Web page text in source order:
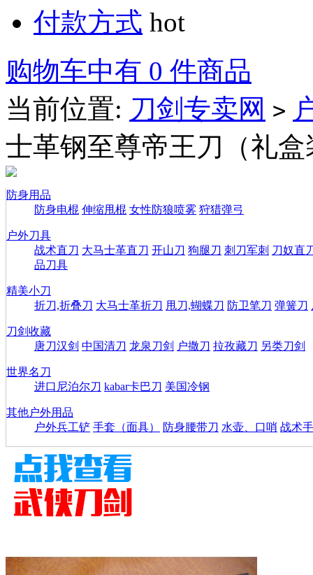
付款方式 hot
购物车中有 0 件商品
当前位置: 刀剑专卖网 >
士革钢至尊帝王刀（礼盒
防身用品
防身电棍 伸缩甩棍 女性防狼喷雾 狩猎弹弓
户外刀具
战术直刀 大马士革直刀 开山刀 狗腿刀 刺刀军刺 刀奴直
品刀具
精美小刀
折刀,折叠刀 大马士革折刀 甩刀,蝴蝶刀 防卫笔刀 弹簧刀
刀剑收藏
唐刀汉剑 中国清刀 龙泉刀剑 户撒刀 拉孜藏刀 另类刀剑
世界名刀
进口尼泊尔刀 kabar卡巴刀 美国冷钢
其他户外用品
户外兵工铲 手套（面具） 防身腰带刀 水壶、口哨 战术